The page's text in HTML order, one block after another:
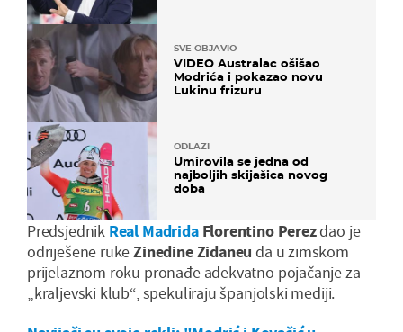
SVE OBJAVIO
VIDEO Australac ošišao
Modrića i pokazao novu
Lukinu frizuru
ODLAZI
Umirovila se jedna od
najboljih skijašica novog
doba
Predsjednik Real Madrida Florentino Perezdao je
odriješene rukeZinedine Zidaneu da u zimskom
prijelaznom roku pronađe adekvatno pojačanje za
„kraljevski klub“, spekuliraju španjolski mediji.